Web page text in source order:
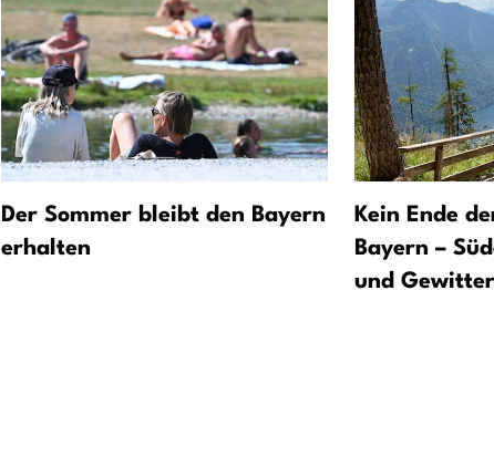
Der Sommer bleibt den Bayern
erhalten
Kein Ende
Bayern –
und